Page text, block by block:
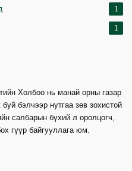
1
1
Холбоо нь манай орны газар
бэлчээр нутгаа зөв зохистой
салбарын бүхий л оролцогч,
гүүр байгууллага юм.